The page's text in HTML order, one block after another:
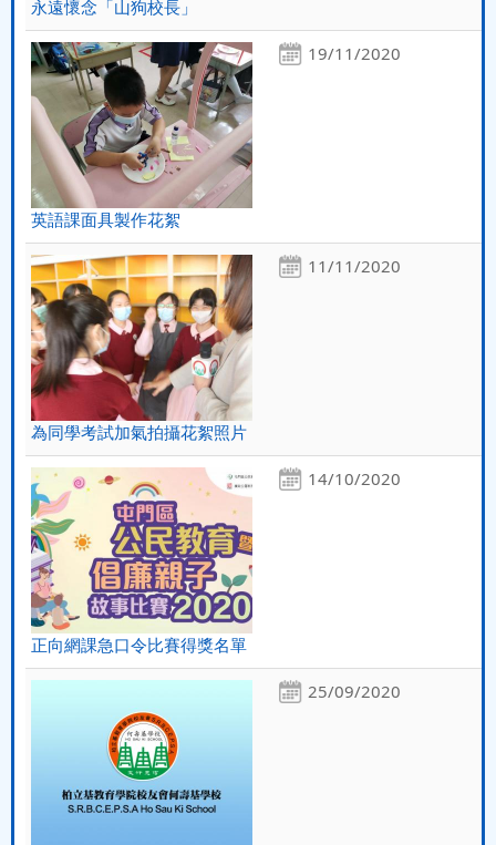
永遠懷念「山狗校長」
19/11/2020
英語課面具製作花絮
11/11/2020
為同學考試加氣拍攝花絮照片
14/10/2020
正向網課急口令比賽得獎名單
25/09/2020